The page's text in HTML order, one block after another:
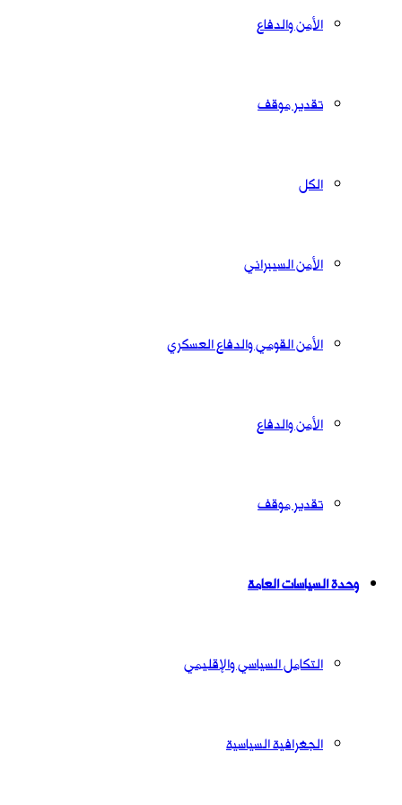
الأمن والدفاع
تقدير موقف
الكل
الأمن السيبراني
الأمن القومي والدفاع العسكري
الأمن والدفاع
تقدير موقف
وحدة السياسات العامة
التكامل السياسي والإقليمي
الجغرافية السياسية